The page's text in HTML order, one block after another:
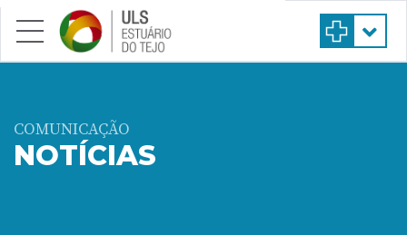
Saltar para conteúdo principal
COMUNICAÇÃO
NOTÍCIAS